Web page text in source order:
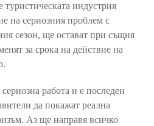
индустрия
на сериозния проблем с
сезон, ще остават при същия
за срока на действие на
работа и е последен
да покажат реална
Аз ще направя всичко